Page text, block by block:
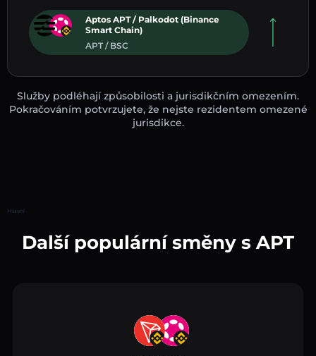
Aptos APT / Palkodot (Binance
Smart Chain)
APT / BSC
Služby podléhají způsobilosti a jurisdikčním omezením.
Pokračováním potvrzujete, že nejste rezidentem omezené
jurisdikce.
Hlavní
Další populární směny s APT